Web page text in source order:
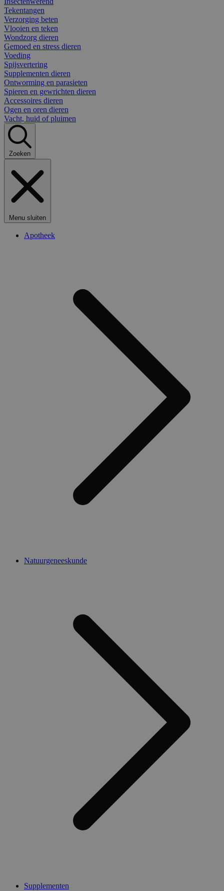
Tekentangen
Verzorging beten
Vlooien en teken
Wondzorg dieren
Gemoed en stress dieren
Voeding
Spijsvertering
Supplementen dieren
Ontworming en parasieten
Spieren en gewrichten dieren
Accessoires dieren
Ogen en oren dieren
Vacht, huid of pluimen
Zoeken
Menu sluiten
Apotheek
Natuurgeneeskunde
Supplementen